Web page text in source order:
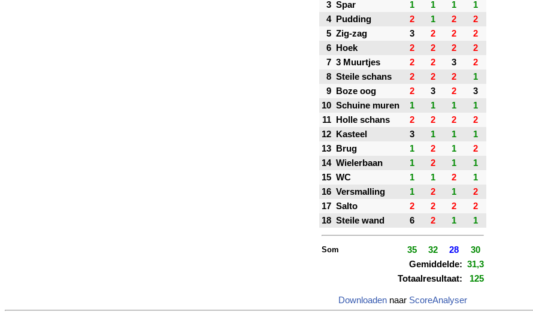
3 Spar 1 1 1
1
4
Pudding 2 1 2
2
5 Zig-zag 3 2 2
2
6
Hoek 2 2 2
2
7 3 Muurtjes 2 2 3
2
8 Steile schans 2 2 2
1
9
Boze oog 2 3 2
3
10 Schuine muren 1 1 1
1
11
Holle schans 2 2 2
2
12
Kasteel 3 1 1
1
13
Brug 1 2 1
2
14 Wielerbaan 1 2 1
1
15 WC 1 1 2
1
16 Versmalling 1 2 1
2
17 Salto 2 2 2
2
18 Steile wand 6 2 1 1
Som 35 32 28
30
Gemiddelde: 31,3
Totaalresultaat:
125
Downloadennaar ScoreAnalyser